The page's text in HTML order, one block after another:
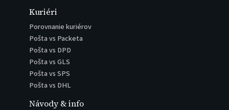
Kuriéri
Porovnanie kuriérov
Pošta vs Packeta
Pošta vs DPD
Pošta vs GLS
Pošta vs SPS
Pošta vs DHL
Návody & info